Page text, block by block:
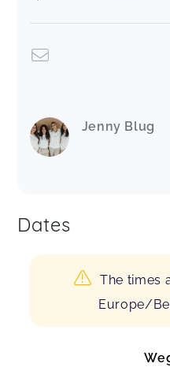
Jenny Blug
Dates
The times
Europe/